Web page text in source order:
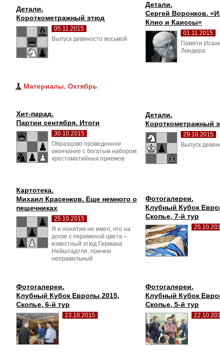
Детали.
Короткометражный этюд
05.11.2015
Выпуск девяносто восьмой
Детали.
Сергей Воронков.
Клио и Каиссы»
01.11.2015
Памяти
Линдера
Материалы. Октябрь
Хит-парад.
Партии сентября. Итоги
30.10.2015
Образцово проведенное
окончание с богатым набором
хрестоматийных приемов
Детали.
Короткометражный
29.10.2015
Выпуск
Картотека.
Михаил Красенков. Еще немного о
пешечниках
25.10.2015
Я и понятия не имел, что на
доске с переменой цвета –
известный этюд Германа
Нейштадтля, причем
неправильный
Фотогалереи.
Клубный Кубок
Скопье, 7-й тур
Фотогалереи.
Клубный Кубок Европы 2015,
Скопье, 6-й тур
23.10.2015
Фотогалереи.
Клубный Кубок
Скопье, 5-й тур